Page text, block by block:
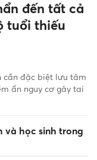
đến tất cả
tuổi thiếu
cần đặc biệt lưu tâm
ẩn nguy cơ gây tai
và học sinh trong